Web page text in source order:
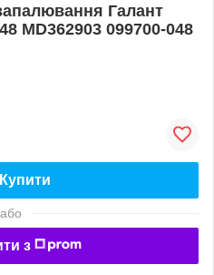
Галант
MD362903 099700-048
Купити
або
з